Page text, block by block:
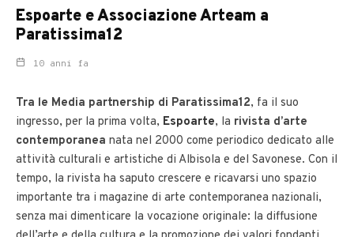
Espoarte e Associazione Arteam a
Paratissima12
10 anni fa
Tra le Media partnership di Paratissima12, fa il suo
ingresso, per la prima volta, Espoarte, la rivista d’arte
contemporanea nata nel 2000 come periodico dedicato alle
attività culturali e artistiche di Albisola e del Savonese. Con il
tempo, la rivista ha saputo crescere e ricavarsi uno spazio
importante tra i magazine di arte contemporanea nazionali,
senza mai dimenticare la vocazione originale: la diffusione